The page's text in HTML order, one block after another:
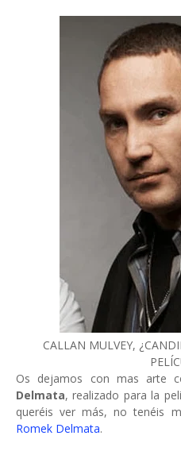
CALLAN MULVEY,
Os dejamos con mas arte
Delmata, realizado para la
queréis ver más, no tenéis
Romek Delmata.